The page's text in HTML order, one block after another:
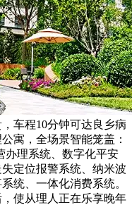
车程10分钟可达良乡病
寓，全场景智能笼盖：
办理系统、数字化平安
定位报警系统、纳米波
统、一体化消费系统。
使从理人正在乐享晚年